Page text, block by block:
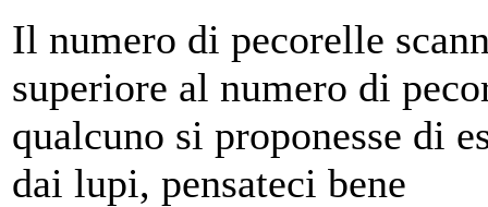
Il numero di pecorelle
superiore al numero di
qualcuno si proponesse di
dai lupi, pensateci bene